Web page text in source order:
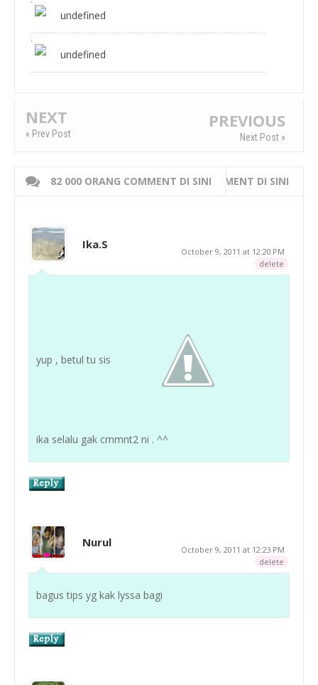
undefined
undefined
NEXT
« Prev Post
PREVIOUS
Next Post »
82 000 ORANG COMMENT DI SINI
WRITE 000 ORANG COMMENT DI SINI
Ika.S
October 9, 2011 at 12:20 PM
delete
yup , betul tu sis
ika selalu gak cmmnt2 ni . ^^
Nurul
October 9, 2011 at 12:23 PM
delete
bagus tips yg kak lyssa bagi